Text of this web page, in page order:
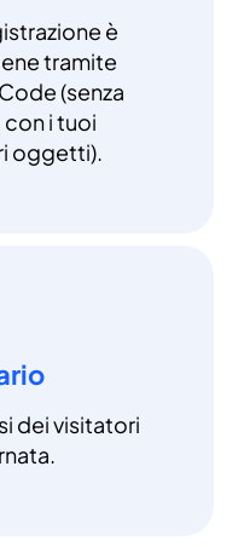
è
tramite
(senza
i tuoi
oggetti).
dei visitatori